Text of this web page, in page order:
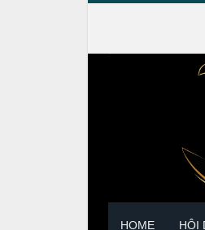
HOME HỘI